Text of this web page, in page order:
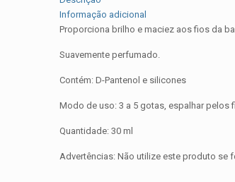
Informação adicional
Proporciona brilho e maciez aos fios da
Suavemente perfumado.
Contém: D-Pantenol e silicones
Modo de uso: 3 a 5 gotas, espalhar pelos
Quantidade: 30 ml
Advertências: Não utilize este produto se